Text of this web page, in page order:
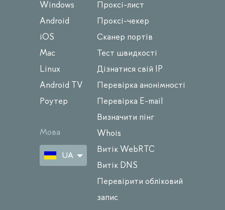
Windows
Android
iOS
Mac
Linux
Android TV
Роутер
Мова
UA
Проксі-лист
Проксі-чекер
Сканер портів
Тест швидкості
Дізнатися свій IP
Перевірка анонімності
Перевірка E-mail
Визначити пінг
Whois
Витік WebRTC
Витік DNS
Перевірити обліковий
запис